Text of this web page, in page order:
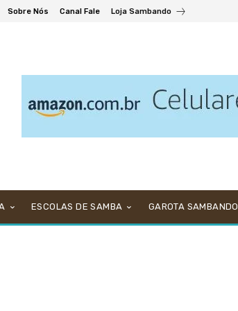
Sobre Nós Canal Fale Loja Sambando
ESCOLAS DE SAMBA GAROTA SAMBANDO